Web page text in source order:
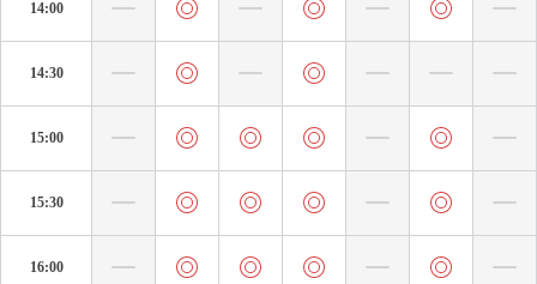
14:00
14:30
15:00
15:30
16:00